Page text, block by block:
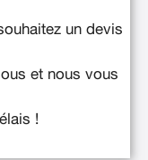
un devis
et nous vous
!